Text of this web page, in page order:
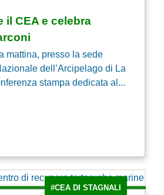
il CEA e celebra
mattina, presso la sede
dell’Arcipelago di La
stampa dedicata al...
#CEA DI STAGNALI